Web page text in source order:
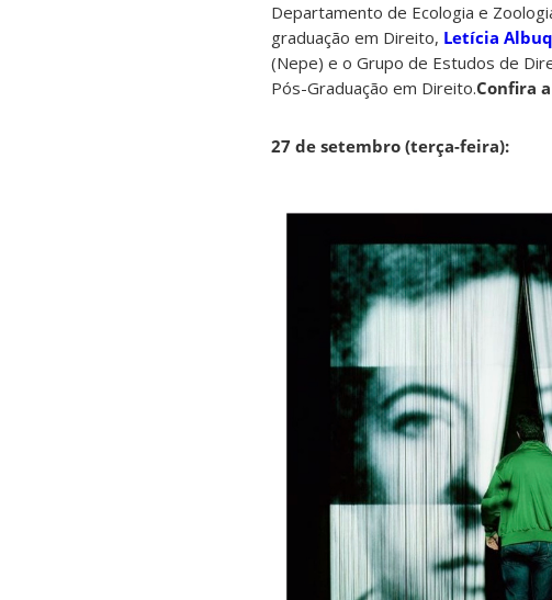
Departamento de Ecologia e
graduação em Direito, Letícia
(Nepe) e o Grupo de Estudos de
Pós-Graduação em Direito.Confira
27 de setembro (terça-feira):